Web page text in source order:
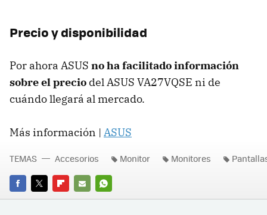
Precio y disponibilidad
Por ahora ASUS no ha facilitado información
sobre el precio del ASUS VA27VQSE ni de
cuándo llegará al mercado.
Más información | ASUS
FACEBOOK
TWITTERFLIPBOARD
E-
WHATSAPP
TEMAS Accesorios Monitor Monitores